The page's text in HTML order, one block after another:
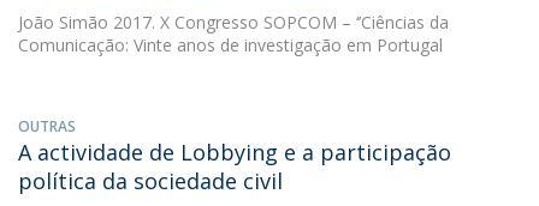
João Simão 2017. X Congresso SOPCOM – ‘’Ciências da
Comunicação: Vinte anos de investigação em Portugal
OUTRAS
A actividade de Lobbying e a participação
política da sociedade civil